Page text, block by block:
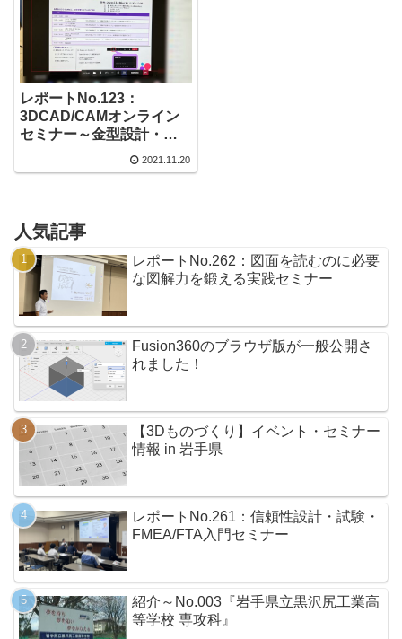
レポートNo.123：
3DCAD/CAMオンライン
セミナー～金型設計・加
工・工程管理の効率化を
図ろう！～
2021.11.20
人気記事
レポートNo.262：図面を読むのに必要
な図解力を鍛える実践セミナー
Fusion360のブラウザ版が一般公開さ
れました！
【3Dものづくり】イベント・セミナー
情報 in 岩手県
レポートNo.261：信頼性設計・試験・
FMEA/FTA入門セミナー
紹介～No.003『岩手県立黒沢尻工業高
等学校 専攻科』